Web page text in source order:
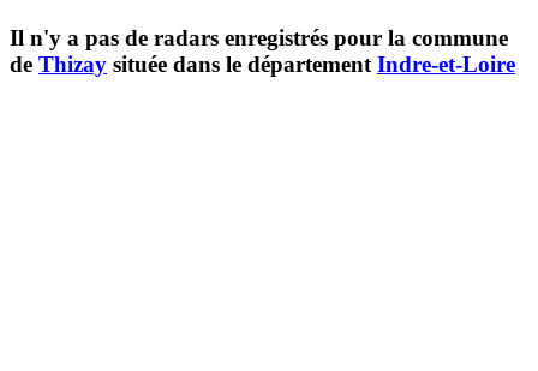
Il n'y a pas de radars enregistrés pour la commune
de Thizay située dans le département Indre-et-Loire